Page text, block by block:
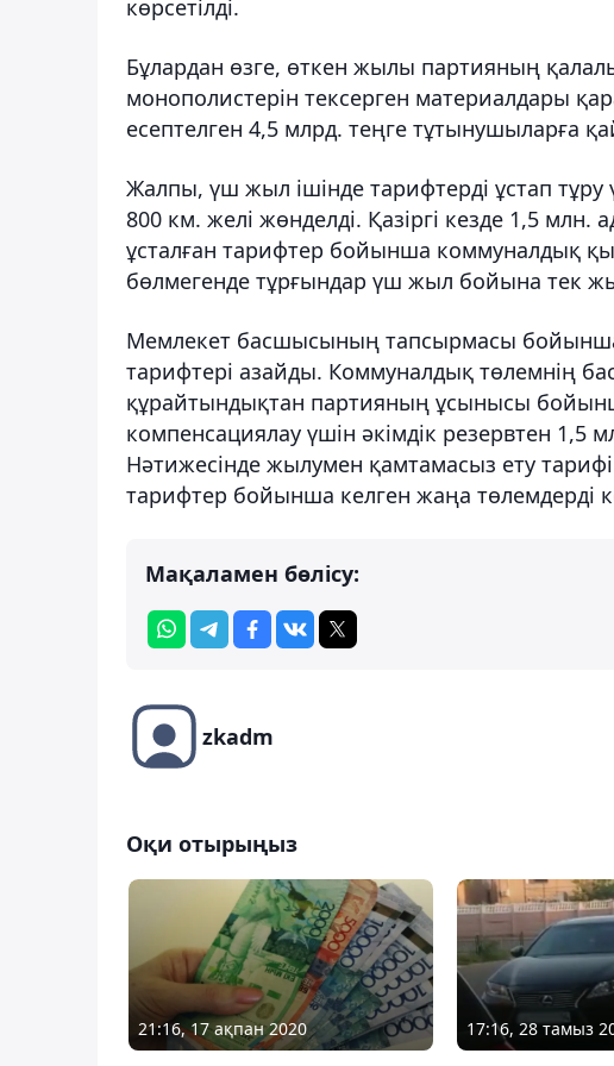
көрсетілді.
Бұлардан өзге, өткен жылы партияның
монополистерін тексерген материалдары
есептелген 4,5 млрд. теңге тұтынушыларға
Жалпы, үш жыл ішінде тарифтерді ұстап тұру
800 км. желі жөнделді. Қазіргі кезде 1,5
ұсталған тарифтер бойынша коммуналдық
бөлмегенде тұрғындар үш жыл бойына тек
Мемлекет басшысының тапсырмасы бойынша
тарифтері азайды. Коммуналдық төлемнің
құрайтындықтан партияның ұсынысы
компенсациялау үшін әкімдік резервтен 1,5
Нәтижесінде жылумен қамтамасыз ету
тарифтер бойынша келген жаңа төлемдерді
Мақаламен бөлісу:
zkadm
Оқи отырыңыз
21:16, 17 ақпан 2020 17:16, 28 тамыз